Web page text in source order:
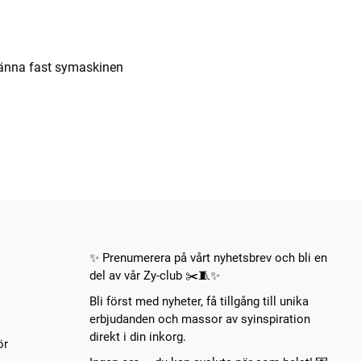
fast symaskinen
✨ Prenumerera på vårt nyhetsbrev och bli en
del av vår Zy-club ✂️🧵✨
Bli först med nyheter, få tillgång till unika
erbjudanden och massor av syinspiration
direkt i din inkorg.